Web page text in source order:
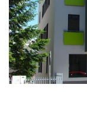
Předchozí